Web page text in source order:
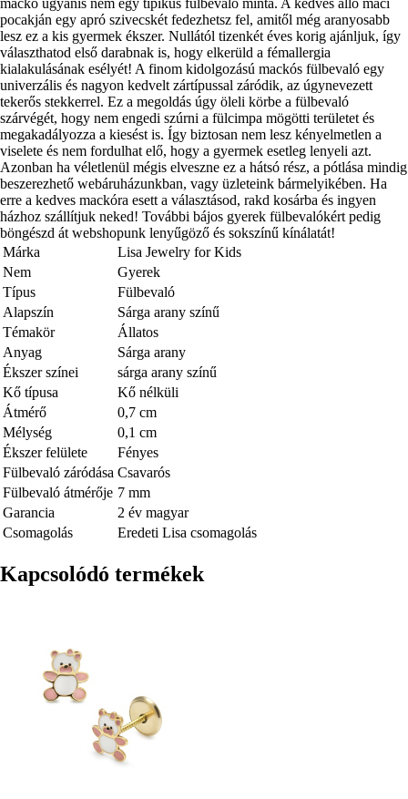
mackó ugyanis nem egy tipikus fülbevaló minta. A kedves álló maci
pocakján egy apró szivecskét fedezhetsz fel, amitől még aranyosabb
lesz ez a kis gyermek ékszer. Nullától tizenkét éves korig ajánljuk, így
választhatod első darabnak is, hogy elkerüld a fémallergia
kialakulásának esélyét! A finom kidolgozású mackós fülbevaló egy
univerzális és nagyon kedvelt zártípussal záródik, az úgynevezett
tekerős stekkerrel. Ez a megoldás úgy öleli körbe a fülbevaló
szárvégét, hogy nem engedi szúrni a fülcimpa mögötti területet és
megakadályozza a kiesést is. Így biztosan nem lesz kényelmetlen a
viselete és nem fordulhat elő, hogy a gyermek esetleg lenyeli azt.
Azonban ha véletlenül mégis elveszne ez a hátsó rész, a pótlása mindig
beszerezhető webáruházunkban, vagy üzleteink bármelyikében. Ha
erre a kedves mackóra esett a választásod, rakd kosárba és ingyen
házhoz szállítjuk neked! További bájos gyerek fülbevalókért pedig
böngészd át webshopunk lenyűgöző és sokszínű kínálatát!
Márka
Lisa Jewelry for Kids
Nem
Gyerek
Típus
Fülbevaló
Alapszín
Sárga arany színű
Témakör
Állatos
Anyag
Sárga arany
Ékszer színei
sárga arany színű
Kő típusa
Kő nélküli
Átmérő
0,7 cm
Mélység
0,1 cm
Ékszer felülete
Fényes
Fülbevaló záródása Csavarós
Fülbevaló átmérője 7 mm
Garancia
2 év magyar
Csomagolás
Eredeti Lisa csomagolás
Kapcsolódó termékek